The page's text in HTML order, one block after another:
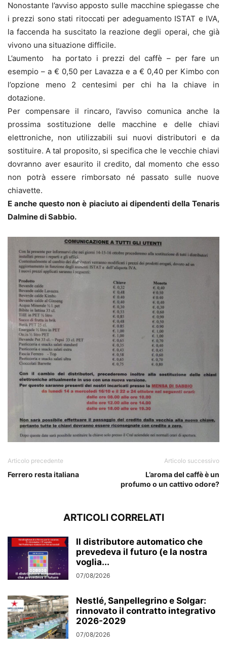
Nonostante l’avviso apposto sulle macchine spiegasse che
i prezzi sono stati ritoccati per adeguamento ISTAT e IVA,
la faccenda ha suscitato la reazione degli operai, che già
vivono una situazione difficile.
L’aumento ha portato i prezzi del caffè – per fare un
esempio – a € 0,50 per Lavazza e a € 0,40 per Kimbo con
l’opzione meno 2 centesimi per chi ha la chiave in
dotazione.
Per compensare il rincaro, l’avviso comunica anche la
prossima sostituzione delle macchine e delle chiavi
elettroniche, non utilizzabili sui nuovi distributori e da
sostituire. A tal proposito, si specifica che le vecchie chiavi
dovranno aver esaurito il credito, dal momento che esso
non potrà essere rimborsato né passato sulle nuove
chiavette.
E anche questo non è piaciuto ai dipendenti della Tenaris
Dalmine di Sabbio.
Articolo precedente
Ferrero resta italiana
Articolo successivo
L’aroma del caffè è un
profumo o un cattivo odore?
ARTICOLI CORRELATI
Il distributore automatico che
prevedeva il futuro (e la nostra
voglia...
07/08/2026
Nestlé, Sanpellegrino e Solgar:
rinnovato il contratto integrativo
2026-2029
07/08/2026